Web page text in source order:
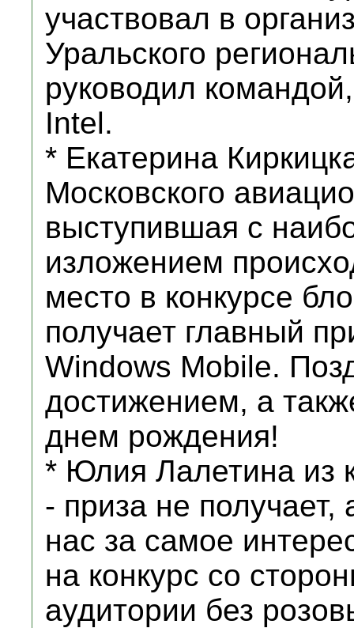
участвовал в
Уральского
руководил
Intel.
* Екатерина
Московского
выступившая с
изложением
место в конкурсе
получает главный
Windows Mobile.
достижением, а
днем рождения!
* Юлия Лалетина из
- приза не получает,
нас за самое
на конкурс со
аудитории без